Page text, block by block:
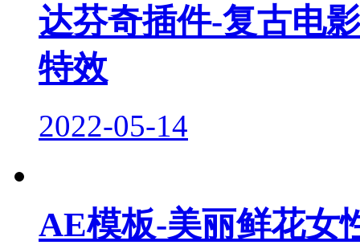
达芬奇插件-复古电
特效
2022-05-14
AE模板-美丽鲜花女